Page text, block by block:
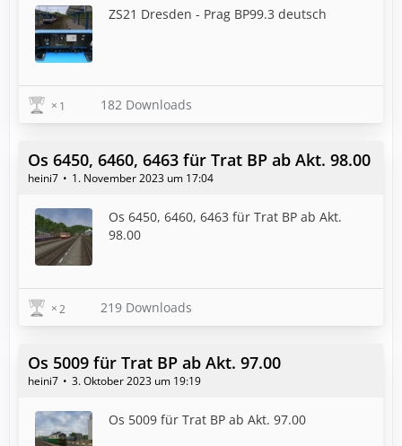
ZS21 Dresden - Prag BP99.3 deutsch
1 182 Downloads
Os 6450, 6460, 6463 für Trat BP ab Akt. 98.00
heini7 1. November 2023 um 17:04
Os 6450, 6460, 6463 für Trat BP ab Akt.
98.00
2 219 Downloads
Os 5009 für Trat BP ab Akt. 97.00
heini7 3. Oktober 2023 um 19:19
Os 5009 für Trat BP ab Akt. 97.00